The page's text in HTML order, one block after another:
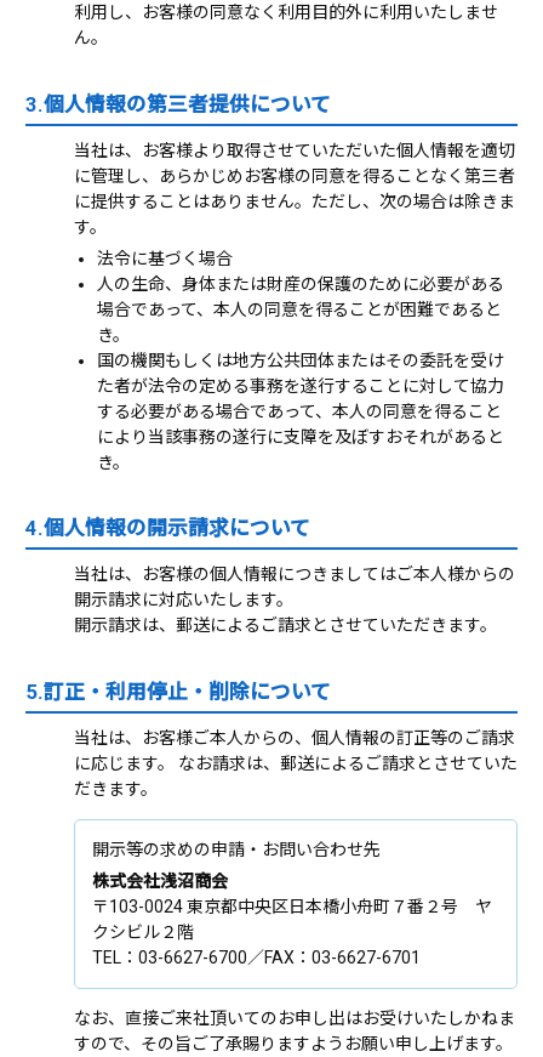
利用し、お客様の同意なく利用目的外に利用いたしませ
ん。
3.個人情報の第三者提供について
当社は、お客様より取得させていただいた個人情報を適切
に管理し、あらかじめお客様の同意を得ることなく第三者
に提供することはありません。ただし、次の場合は除きま
す。
法令に基づく場合
人の生命、身体または財産の保護のために必要がある
場合であって、本人の同意を得ることが困難であると
き。
国の機関もしくは地方公共団体またはその委託を受け
た者が法令の定める事務を遂行することに対して協力
する必要がある場合であって、本人の同意を得ること
により当該事務の遂行に支障を及ぼすおそれがあると
き。
4.個人情報の開示請求について
当社は、お客様の個人情報につきましてはご本人様からの
開示請求に対応いたします。
開示請求は、郵送によるご請求とさせていただきます。
5.訂正・利用停止・削除について
当社は、お客様ご本人からの、個人情報の訂正等のご請求
に応じます。 なお請求は、郵送によるご請求とさせていた
だきます。
開示等の求めの申請・お問い合わせ先
株式会社浅沼商会
〒103-0024 東京都中央区日本橋小舟町７番２号 ヤ
クシビル２階
TEL：03-6627-6700／FAX：03-6627-6701
なお、直接ご来社頂いてのお申し出はお受けいたしかねま
すので、その旨ご了承賜りますようお願い申し上げます。